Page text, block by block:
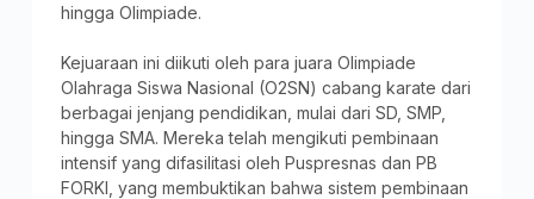
hingga Olimpiade.
Kejuaraan ini diikuti oleh para juara Olimpiade
Olahraga Siswa Nasional (O2SN) cabang karate dari
berbagai jenjang pendidikan, mulai dari SD, SMP,
hingga SMA. Mereka telah mengikuti pembinaan
intensif yang difasilitasi oleh Puspresnas dan PB
FORKI, yang membuktikan bahwa sistem pembinaan